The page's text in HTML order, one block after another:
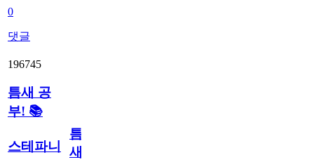
0
댓글
196745
틈새 공
부! 📚
스테파니
틈
새